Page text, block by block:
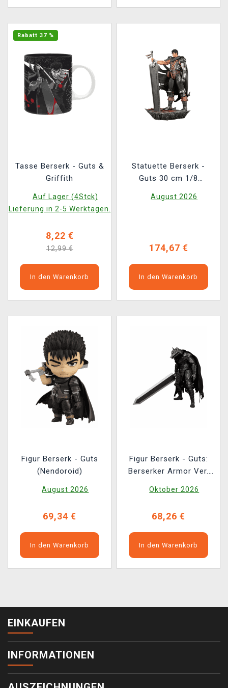
Rabatt 37 %
Tasse Berserk - Guts &
Griffith
Auf Lager (4Stck)
Lieferung in 2-5 Werktagen.
8,22 €
12,99 €
In den Warenkorb
Statuette Berserk -
Guts 30 cm 1/8
August 2026
174,67 €
In den Warenkorb
Figur Berserk - Guts
(Nendoroid)
August 2026
69,34 €
In den Warenkorb
Figur Berserk - Guts:
Berserker Armor Ver.
Oktober 2026
68,26 €
In den Warenkorb
EINKAUFEN
INFORMATIONEN